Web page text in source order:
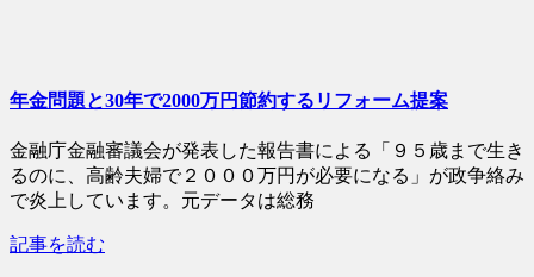
年金問題と30年で2000万円節約するリフォーム提案
金融庁金融審議会が発表した報告書による「９５歳まで生き
るのに、高齢夫婦で２０００万円が必要になる」が政争絡み
で炎上しています。元データは総務
記事を読む